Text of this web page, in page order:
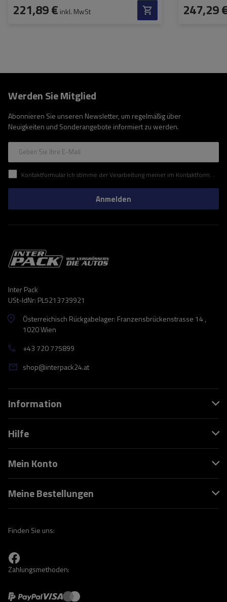
221,89 € inkl. MwSt 247,29
Werden Sie Mitglied
Abonnieren Sie unseren Newsletter, um regelmäßig über
Neuigkeiten und Sonderangebote informiert zu werden.
Geben Sie Ihre E-Mail
Kontaktformular Ich stimme der Verarbeitung meiner im Kontaktformular enthaltenen personenbezogenen Daten gemäß der Verordnung (EU) des Europäischen Parlaments und des Rates zu.
Anmelden
Inter Pack
USt-IdNr: PL5213739921
Österreichisch Rückgabelager: Franzensbrückenstrasse 14 ,
1020 Wien
+43 720 775899
shop@interpack24.at
Information
Hilfe
Mein Konto
Meine Bestellungen
Finden Sie uns:
Zahlungsmethoden: